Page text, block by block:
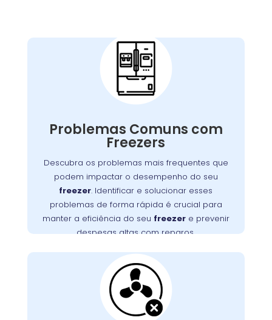
Problemas Comuns com
Freezers
Descubra os problemas mais frequentes que
podem impactar o desempenho do seu
freezer. Identificar e solucionar esses
problemas de forma rápida é crucial para
manter a eficiência do seu freezere prevenir
despesas altas com reparos.
Resolve Problemas
Comuns em Freezers
no Campo de Santana
Freezers podem apresentar diversos
desde falhas no motor até obstruções na
Detectar e resolver esses problemas
rapidamente é essencial para manter a
eficiência do seu freezer e evitar altos custos
. A
Wandertec
, no Campo de
Santana, oferece serviços especializados para
diagnosticar e corrigir esses problemas,
assegurando a durabilidade e o desempenho
Ventilação do Freezer
Bloqueada no Campo
de Santana